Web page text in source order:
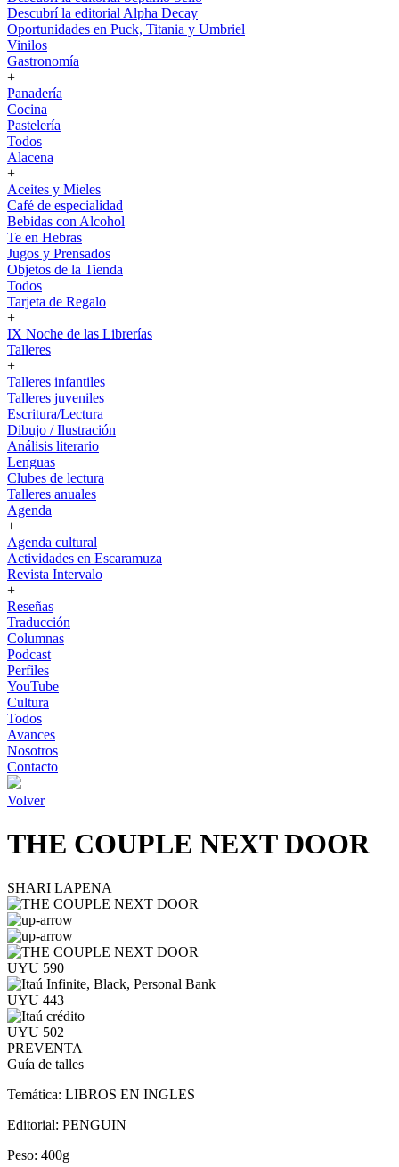
Descubrí la editorial Alpha Decay
Oportunidades en Puck, Titania y Umbriel
Vinilos
Gastronomía
+
Panadería
Cocina
Pastelería
Todos
Alacena
+
Aceites y Mieles
Café de especialidad
Bebidas con Alcohol
Te en Hebras
Jugos y Prensados
Objetos de la Tienda
Todos
Tarjeta de Regalo
+
IX Noche de las Librerías
Talleres
+
Talleres infantiles
Talleres juveniles
Escritura/Lectura
Dibujo / Ilustración
Análisis literario
Lenguas
Clubes de lectura
Talleres anuales
Agenda
+
Agenda cultural
Actividades en Escaramuza
Revista Intervalo
+
Reseñas
Traducción
Columnas
Podcast
Perfiles
YouTube
Cultura
Todos
Avances
Nosotros
Contacto
Volver
THE COUPLE NEXT DOOR
SHARI LAPENA
UYU 590
UYU 443
UYU 502
PREVENTA
Guía de talles
Temática: LIBROS EN INGLES
Editorial: PENGUIN
Peso: 400g